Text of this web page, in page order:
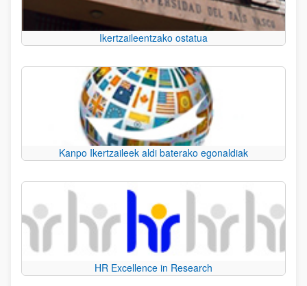
Ikertzaileentzako ostatua
Kanpo Ikertzaileek aldi baterako egonaldiak
HR Excellence in Research